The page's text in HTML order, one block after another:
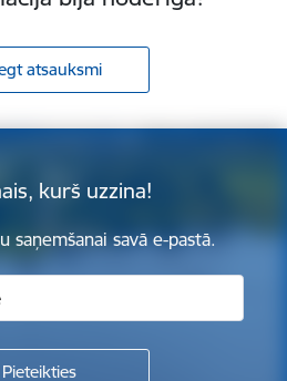
atsauksmi
kurš uzzina!
saņemšanai savā e-pastā.